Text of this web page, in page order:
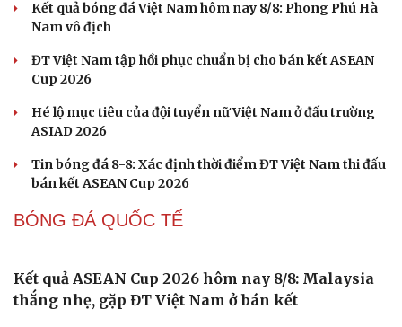
Cải chính
Pickleball Việt Nam có chung kết trong mơ tại Ho
Chi Minh City Open 2026
Lý Hoàng Nam, Trương Vinh Hiển tạo chung kết trong
Nhập môn Pickleball: Hướng dẫn kỹ thuật Speed up
Cách bắt đường Speed up khi bóng đi dọc dây trong
Hôm nay, khởi tranh giải pickleball danh giá tại Việt
BÓNG ĐÁ VIỆT NAM